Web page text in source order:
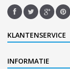
KLANTENSERVICE
INFORMATIE